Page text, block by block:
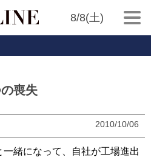
8/8(土)
喪失
2010/10/06
緒になって、自社が工場進出